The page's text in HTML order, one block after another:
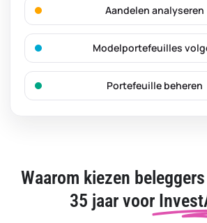
Aandelen analyseren
Modelportefeuilles
Portefeuille beheren
Waarom kiezen
35 jaar voor